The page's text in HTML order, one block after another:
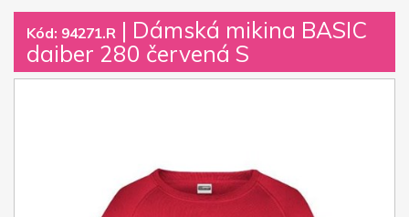
Kód: 94271.R | Dámská mikina BASIC
daiber 280 červená S